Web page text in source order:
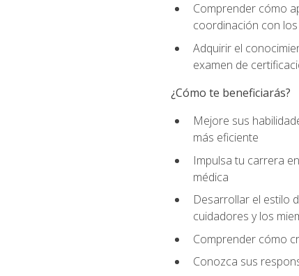
Comprender cómo
coordinación con
Adquirir el
examen de
¿Cómo te beneficiarás?
Mejore sus
más eficiente
Impulsa tu carrera
médica
Desarrollar el estilo
cuidadores y los
Comprender cómo
Conozca sus